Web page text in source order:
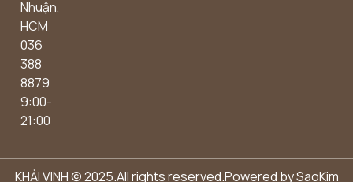
Nhuận,
HCM
036
388
8879
9:00-
21:00
KHẢI VINH © 2025.All rights reserved.Powered bySaoKim